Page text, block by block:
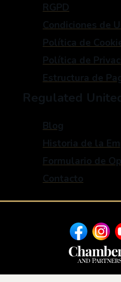
RGPD
Condiciones de
Política de
Política de
Estructura de
Regulated
Blog
Historia de la
Formulario de
Contacto